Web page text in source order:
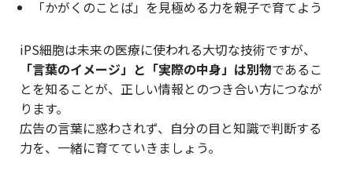
「かがくのことば」を見極める力を親子で育てよう
iPS細胞は未来の医療に使われる大切な技術ですが、
「言葉のイメージ」と「実際の中身」は別物であるこ
とを知ることが、正しい情報とのつき合い方につなが
ります。
広告の言葉に惑わされず、自分の目と知識で判断する
力を、一緒に育てていきましょう。